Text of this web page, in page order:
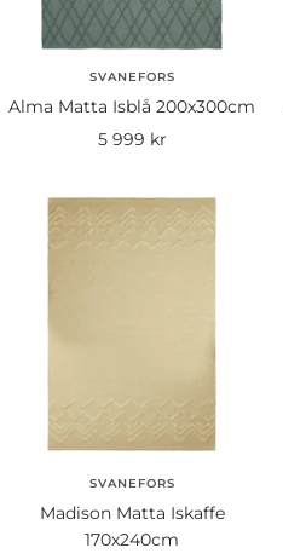
SVANEFORS
Alma Matta Isblå 200x300cm
Rea-
5 999 kr
SVANEFORS
Madison Matta Iskaffe
170x240cm